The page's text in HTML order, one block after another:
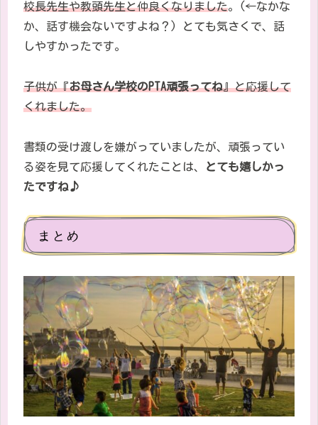
校長先生や教頭先生と仲良くなりました。 (←なかな
か、話す機会ないですよね？ )
とても気さくで、話
しやすかったです。
子供が『お母さん学校のPTA頑張ってね』と応援して
くれました。
書類の受け渡しを嫌がっていましたが、頑張ってい
る姿を見て応援してくれたことは、
とても嬉しかっ
たですね♪
まとめ